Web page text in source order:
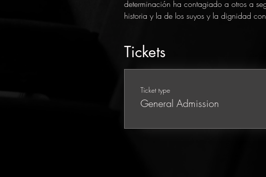
determinación ha contagiado a otros a
historia y la de los suyos y la dignidad
Tickets
Ticket type
General Admission